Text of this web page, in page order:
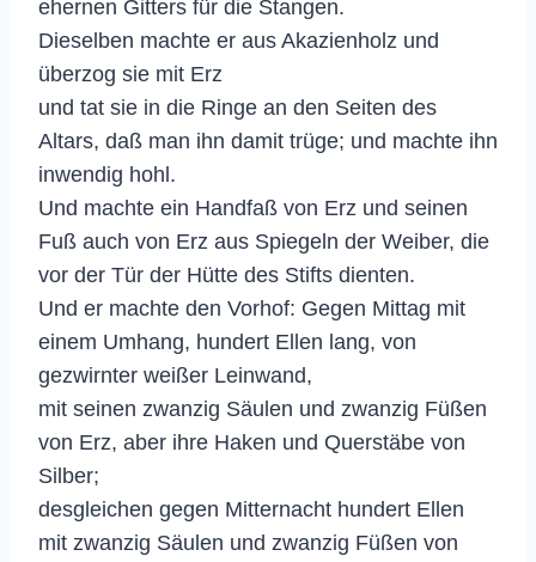
ehernen Gitters für die Stangen.
Dieselben machte er aus Akazienholz und
überzog sie mit Erz
und tat sie in die Ringe an den Seiten des
Altars, daß man ihn damit trüge; und machte ihn
inwendig hohl.
Und machte ein Handfaß von Erz und seinen
Fuß auch von Erz aus Spiegeln der Weiber, die
vor der Tür der Hütte des Stifts dienten.
Und er machte den Vorhof: Gegen Mittag mit
einem Umhang, hundert Ellen lang, von
gezwirnter weißer Leinwand,
mit seinen zwanzig Säulen und zwanzig Füßen
von Erz, aber ihre Haken und Querstäbe von
Silber;
desgleichen gegen Mitternacht hundert Ellen
mit zwanzig Säulen und zwanzig Füßen von